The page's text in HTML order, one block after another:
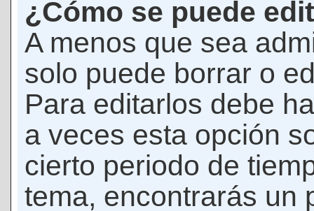
¿Cómo se puede
A menos que sea
solo puede borrar o
Para editarlos debe
a veces esta opción
cierto periodo de
tema, encontrarás un